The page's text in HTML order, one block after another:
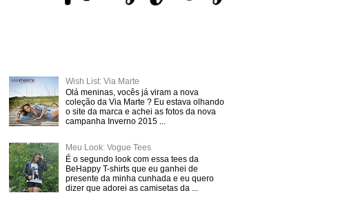
Wish List: Via Marte
Olá meninas, vocês já viram a nova
coleção da Via Marte ? Eu estava olhando
o site da marca e achei as fotos da nova
campanha Inverno 2015 ...
Meu Look: Vogue Tees
É o segundo look com essa tees da
BeHappy T-shirts que eu ganhei de
presente da minha cunhada e eu quero
dizer que adorei as camisetas da ...